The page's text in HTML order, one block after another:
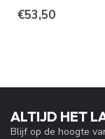
€53,50
ALTIJD HET
Blijf op de hoogte